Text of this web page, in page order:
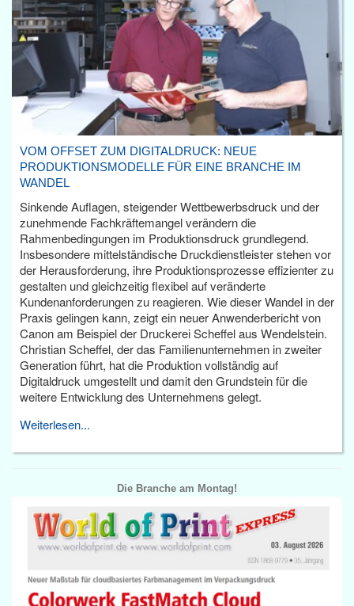
VOM OFFSET ZUM DIGITALDRUCK: NEUE
PRODUKTIONSMODELLE FÜR EINE BRANCHE IM
WANDEL
Sinkende Auflagen, steigender Wettbewerbsdruck und der
zunehmende Fachkräftemangel verändern die
Rahmenbedingungen im Produktionsdruck grundlegend.
Insbesondere mittelständische Druckdienstleister stehen vor
der Herausforderung, ihre Produktionsprozesse effizienter zu
gestalten und gleichzeitig flexibel auf veränderte
Kundenanforderungen zu reagieren. Wie dieser Wandel in der
Praxis gelingen kann, zeigt ein neuer Anwenderbericht von
Canon am Beispiel der Druckerei Scheffel aus Wendelstein.
Christian Scheffel, der das Familienunternehmen in zweiter
Generation führt, hat die Produktion vollständig auf
Digitaldruck umgestellt und damit den Grundstein für die
weitere Entwicklung des Unternehmens gelegt.
Weiterlesen...
Die Branche am Montag!